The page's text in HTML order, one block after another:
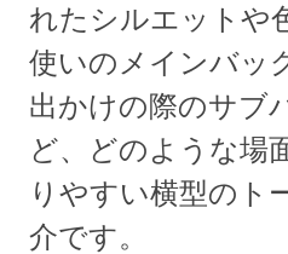
れたシルエットや
使いのメインバッ
出かけの際のサブ
ど、どのような場
りやすい横型のト
介です。